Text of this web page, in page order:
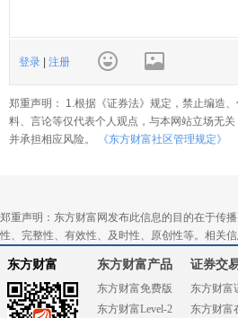
登录 注册
郑重声明： 1.根据《证券法》规定，禁止编造
料、言论等仅代表个人观点，与本网站立场无
并承担相应风险。
《东方财富社区管理规定》
郑重声明：东方财富网发布此信息的目的在于传
性、完整性、有效性、及时性、原创性等。相关
东方财富 东方财富产品
东方财富免费版
东方财富Level-2
证券交
东方财富
东方财富